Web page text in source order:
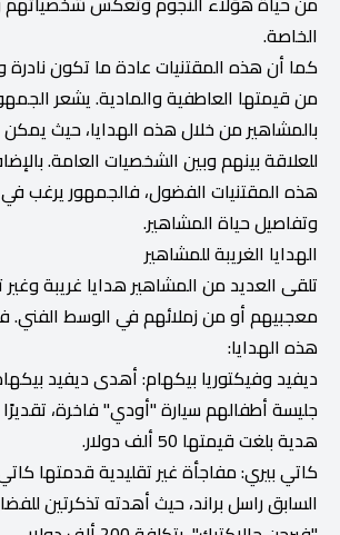
الخاصة.
كما أن هذه المقتنيات عادة ما تكون نادرة
من قيمتها العاطفية والمادية. يشعر
بالمشاهير من خلال هذه الهدايا، حيث
للعلاقة بينهم وبين الشخصيات العامة.
هذه المقتنيات الفضول، فالجمهور يرغب
وتفاصيل حياة المشاهير.
الهدايا الغريبة للمشاهير
تلقى العديد من المشاهير هدايا غريبة
معجبيهم أو من زملائهم في الوسط الفني.
هذه الهدايا:
ديفيد وفيكتوريا بيكهام: أهدى ديفيد
جليسة أطفالهم سيارة "أودي" فاخرة،
هدية بلغت قيمتها 50 ألف دولار.
كاتي بيري: مفاجأة غير تقليدية قدمتها
السابق راسل براند، حيث أهدته تذكرتين